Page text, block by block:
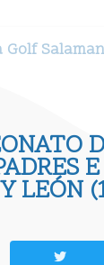
Golf
LEÓN